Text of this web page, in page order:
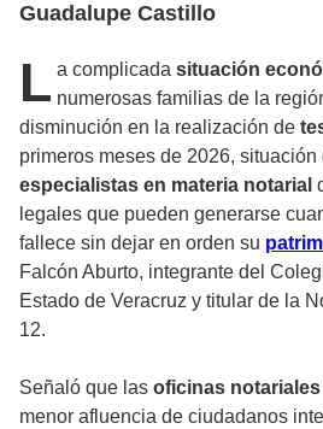
Guadalupe Castillo
L a complicada situación
numerosas familias de la
disminución en la realización de
primeros meses de 2026, situación
especialistas en materia notarial
legales que pueden generarse
fallece sin dejar en orden su
Falcón Aburto, integrante del
Estado de Veracruz y titular de la
12.
Señaló que las oficinas notariales
menor afluencia de ciudadanos